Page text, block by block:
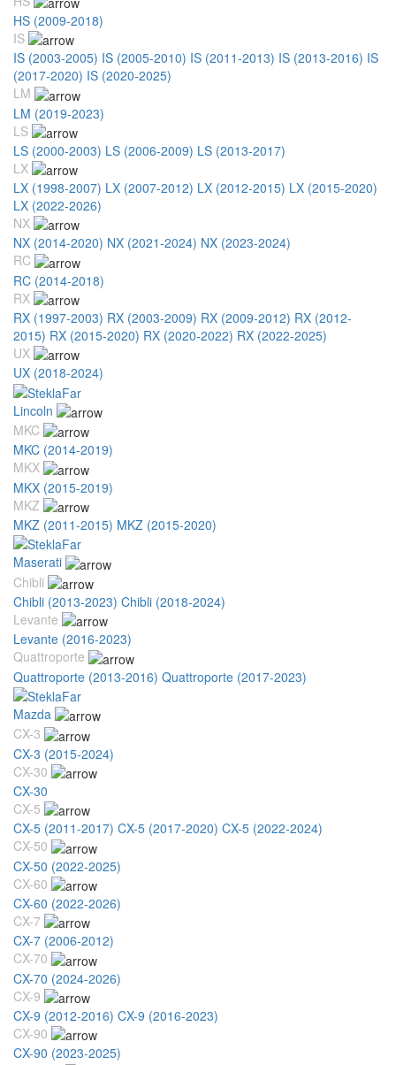
HS (2009-2018)
IS
IS (2003-2005) IS (2005-2010) IS (2011-2013) IS (2013-2016) IS
(2017-2020) IS (2020-2025)
LM
LM (2019-2023)
LS
LS (2000-2003) LS (2006-2009) LS (2013-2017)
LX
LX (1998-2007) LX (2007-2012) LX (2012-2015) LX (2015-2020)
LX (2022-2026)
NX
NX (2014-2020) NX (2021-2024) NX (2023-2024)
RC
RC (2014-2018)
RX
RX (1997-2003) RX (2003-2009) RX (2009-2012) RX (2012-
2015) RX (2015-2020) RX (2020-2022) RX (2022-2025)
UX
UX (2018-2024)
Lincoln
MKC
MKC (2014-2019)
MKX
MKX (2015-2019)
MKZ
MKZ (2011-2015) MKZ (2015-2020)
Maserati
Chibli
Chibli (2013-2023) Chibli (2018-2024)
Levante
Levante (2016-2023)
Quattroporte
Quattroporte (2013-2016) Quattroporte (2017-2023)
Mazda
CX-3
CX-3 (2015-2024)
CX-30
CX-30
CX-5
CX-5 (2011-2017) CX-5 (2017-2020) CX-5 (2022-2024)
CX-50
CX-50 (2022-2025)
CX-60
CX-60 (2022-2026)
CX-7
CX-7 (2006-2012)
CX-70
CX-70 (2024-2026)
CX-9
CX-9 (2012-2016) CX-9 (2016-2023)
CX-90
CX-90 (2023-2025)